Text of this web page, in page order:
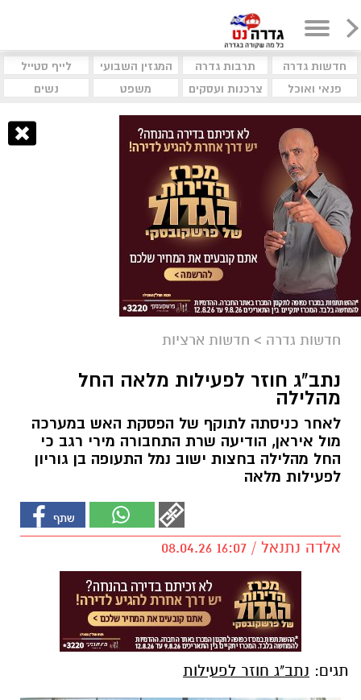
חדשות גדרה תרבות גדרה המגזין השבועי
לייף סטייל
פנאי ואוכל
צרכנות ועסקים משפט נשים
חדשות גדרה > חדשות ארציות
נתב"ג חוזר לפעילות מלאה החל
מהלילה
לאחר כניסתה לתוקף של הפסקת האש במערכה
מול איראן, הודיעה שרת התחבורה מירי רגב כי
החל מהלילה בחצות ישוב נמל התעופה בן גוריון
לפעילות מלאה
אלדה נתנאל / 16:07 08.04.26
תגים: נתב"ג חוזר לפעילות